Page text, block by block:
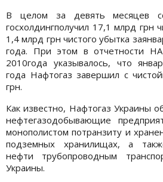
В целом за девять месяцев
госхолдингполучил 17,1 млрд грн
1,4 млрд грн чистого убытка
года. При этом в отчетности
2010года указывалось, что
года Нафтогаз завершил с
грн.
Как известно, Нафтогаз Украины
нефтегазодобывающие
монополистом потранзиту и
подземных хранилищах, а
нефти трубопроводным
Украины.